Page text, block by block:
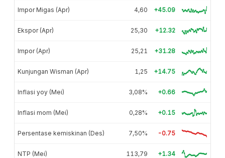
Impor Migas (Apr) 4,60 +45.09
Ekspor (Apr) 25,30 +12.32
Impor (Apr) 25,21 +31.28
Kunjungan Wisman (Apr) 1,25 +14.75
Inflasi yoy (Mei) 3,08% +0.66
Inflasi mom (Mei) 0,28% +0.15
Persentase kemiskinan (Des) 7,50% -0.75
NTP (Mei) 113,79 +1.34